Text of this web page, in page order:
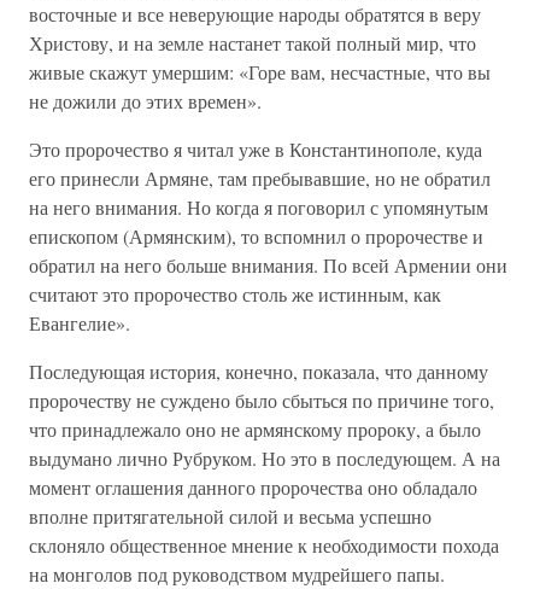
восточные и все неверующие народы обратятся в веру
Христову, и на земле настанет такой полный мир, что
живые скажут умершим: «Горе вам, несчастные, что вы
не дожили до этих времен».
Это пророчество я читал уже в Константинополе, куда
его принесли Армяне, там пребывавшие, но не обратил
на него внимания. Но когда я поговорил с упомянутым
епископом (Армянским), то вспомнил о пророчестве и
обратил на него больше внимания. По всей Армении они
считают это пророчество столь же истинным, как
Евангелие».
Последующая история, конечно, показала, что данному
пророчеству не суждено было сбыться по причине того,
что принадлежало оно не армянскому пророку, а было
выдумано лично Рубруком. Но это в последующем. А на
момент оглашения данного пророчества оно обладало
вполне притягательной силой и весьма успешно
склоняло общественное мнение к необходимости похода
на монголов под руководством мудрейшего папы.